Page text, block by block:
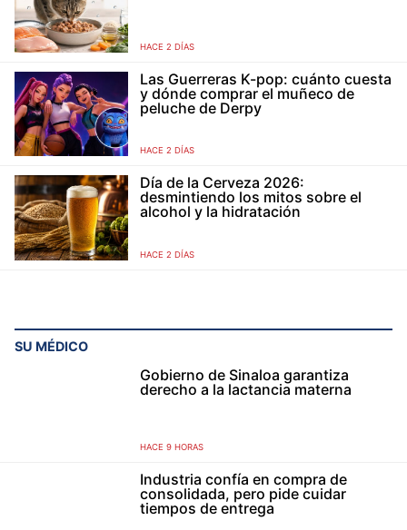
HACE 2 DÍAS
Las Guerreras K-pop: cuánto cuesta
y dónde comprar el muñeco de
peluche de Derpy
HACE 2 DÍAS
Día de la Cerveza 2026:
desmintiendo los mitos sobre el
alcohol y la hidratación
HACE 2 DÍAS
SU MÉDICO
Gobierno de Sinaloa garantiza
derecho a la lactancia materna
HACE 9 HORAS
Industria confía en compra de
consolidada, pero pide cuidar
tiempos de entrega